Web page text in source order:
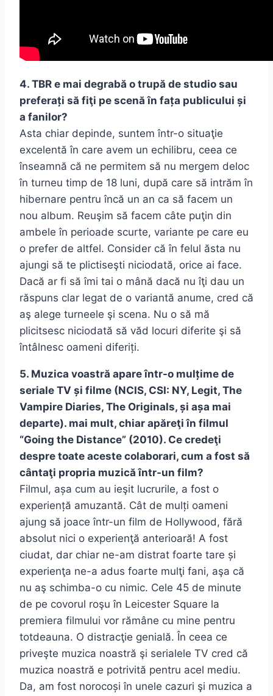
4. TBR e mai degrabă o trupă de studio sau
preferați să fiţi pe scenă în fața publicului și
a fanilor?
Asta chiar depinde, suntem într-o situaţie
excelentă în care avem un echilibru, ceea ce
înseamnă că ne permitem să nu mergem deloc
în turneu timp de 18 luni, după care să intrăm în
hibernare pentru încă un an ca să facem un
nou album. Reuşim să facem câte puţin din
ambele în perioade scurte, variante pe care eu
o prefer de altfel. Consider că în felul ăsta nu
ajungi să te plictiseşti niciodată, orice ai face.
Dacă ar fi să îmi tai o mână dacă nu îţi dau un
răspuns clar legat de o variantă anume, cred că
aş alege turneele şi scena. Nu o să mă
plicitsesc niciodată să văd locuri diferite şi să
întâlnesc oameni diferiți.
5. Muzica voastră apare într-o mulțime de
seriale TV și filme (NCIS, CSI: NY, Legit, The
Vampire Diaries, The Originals, și așa mai
departe). mai mult, chiar apăreţi în filmul
“Going the Distance” (2010). Ce credeţi
despre toate aceste colaborari, cum a fost să
cântaţi propria muzică într-un film?
Filmul, așa cum au ieşit lucrurile, a fost o
experiență amuzantă. Cât de mulți oameni
ajung să joace într-un film de Hollywood, fără
absolut nici o experienţă anterioară! A fost
ciudat, dar chiar ne-am distrat foarte tare și
experienţa ne-a adus foarte mulţi fani, aşa că
nu aş schimba-o cu nimic. Cele 45 de minute
de pe covorul roşu în Leicester Square la
premiera filmului vor rămâne cu mine pentru
totdeauna. O distracţie genială. În ceea ce
priveşte muzica noastră şi serialele TV cred că
muzica noastră e potrivită pentru acel mediu.
Da, am fost norocoși în unele cazuri şi muzica a